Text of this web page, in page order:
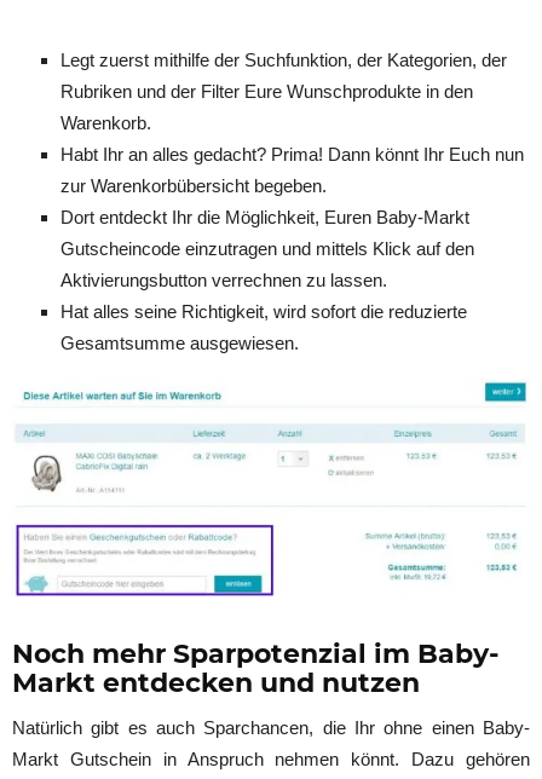
Legt zuerst mithilfe der Suchfunktion, der Kategorien, der
Rubriken und der Filter Eure Wunschprodukte in den
Warenkorb.
Habt Ihr an alles gedacht? Prima! Dann könnt Ihr Euch nun
zur Warenkorbübersicht begeben.
Dort entdeckt Ihr die Möglichkeit, Euren Baby-Markt
Gutscheincode einzutragen und mittels Klick auf den
Aktivierungsbutton verrechnen zu lassen.
Hat alles seine Richtigkeit, wird sofort die reduzierte
Gesamtsumme ausgewiesen.
Noch mehr Sparpotenzial im Baby-
Markt entdecken und nutzen
Natürlich gibt es auch Sparchancen, die Ihr ohne einen Baby-
Markt Gutschein in Anspruch nehmen könnt. Dazu gehören